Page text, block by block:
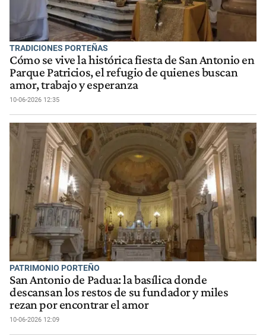
TRADICIONES PORTEÑAS
Cómo se vive la histórica fiesta de San Antonio en
Parque Patricios, el refugio de quienes buscan
amor, trabajo y esperanza
10-06-2026 12:35
PATRIMONIO PORTEÑO
San Antonio de Padua: la basílica donde
descansan los restos de su fundador y miles
rezan por encontrar el amor
10-06-2026 12:09